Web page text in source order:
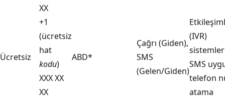
XX
Ücretsiz
+1
(ücretsiz
hat
kodu)
XXX XX
XX
ABD*
Çağrı (Giden),
SMS
(Gelen/Giden)
(IVR)
SMS
telefon
atama